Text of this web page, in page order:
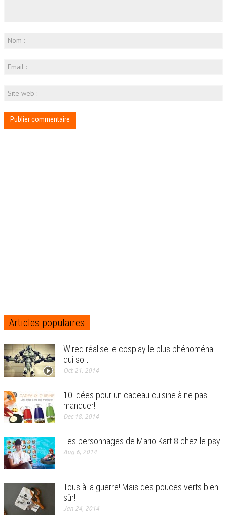
Articles populaires
Wired réalise le cosplay le plus phénoménal
qui soit
Oct 21, 2014
10 idées pour un cadeau cuisine à ne pas
manquer!
Dec 18, 2014
Les personnages de Mario Kart 8 chez le psy
Aug 6, 2014
Tous à la guerre! Mais des pouces verts bien
sûr!
Jan 24, 2014